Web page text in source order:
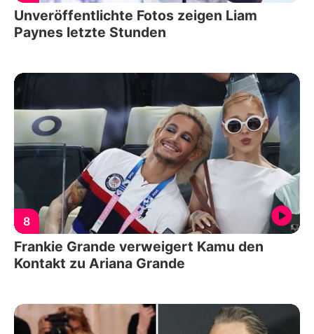
Unveröffentlichte Fotos zeigen Liam
Paynes letzte Stunden
8
Frankie Grande verweigert Kamu den
Kontakt zu Ariana Grande